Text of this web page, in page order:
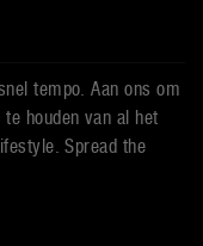
tempo. Aan ons om
houden van al het
Spread the